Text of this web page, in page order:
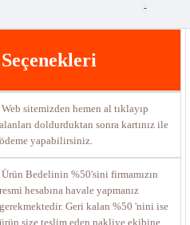
-
Web sitemizden hemen al tıklayıp
alanları doldurduktan sonra kartınız ile
ödeme yapabilirsiniz.
Ürün Bedelinin %50'sini firmamızın
resmi hesabına havale yapmanız
gerekmektedir. Geri kalan %50 'nini ise
ürün size teslim eden nakliye ekibine